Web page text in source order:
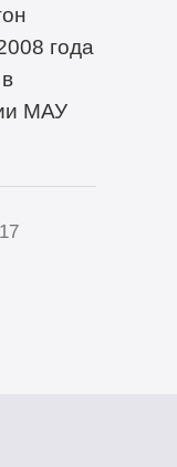
года
МАУ